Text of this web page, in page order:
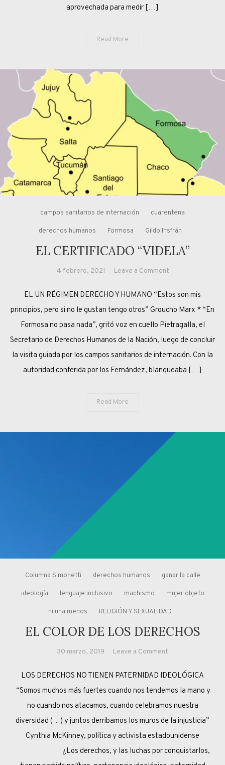
aprovechada para medir […]
Read More
campos sanitarios de internación cuarentena
derechos humanos Formosa Gildo Insfrán
EL CERTIFICADO “VIDELA”
4 febrero, 2021 Leave a Commenton
CERTIFICADO
“VIDELA”
EL UN RÉGIMEN DERECHO Y HUMANO “Estos son mis
principios, pero si no le gustan tengo otros” Groucho Marx * “En
Formosa no pasa nada”, gritó voz en cuello Pietragalla, el
Secretario de Derechos Humanos de la Nación, luego de concluir
la visita guiada por los campos sanitarios de internación. Con la
autoridad conferida por los Fernández, blanqueaba […]
Read More
Columna Simonetti derechos humanos ganar la calle
ideología lenguaje inclusivo machismo mujer objeto
ni una menos RELIGIÓN Y SEXUALIDAD
EL COLOR DE LOS DERECHOS
30 marzo, 2019 Leave a Comment
COLOR
DE
LOS DERECHOS NO TIENEN PATERNIDAD IDEOLÓGICA
“Somos muchos más fuertes cuando nos tendemos la mano y
no cuando nos atacamos, cuando celebramos nuestra
diversidad (…) y juntos derribamos los muros de la injusticia”
Cynthia McKinney, política y activista estadounidense
¿Los derechos, y las luchas por conquistarlos,